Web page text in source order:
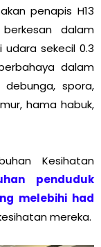
penapis H13
dalam
udara sekecil 0.3
dalam
spora,
hama habuk,
Kesihatan
penduduk
melebihi had
mereka.